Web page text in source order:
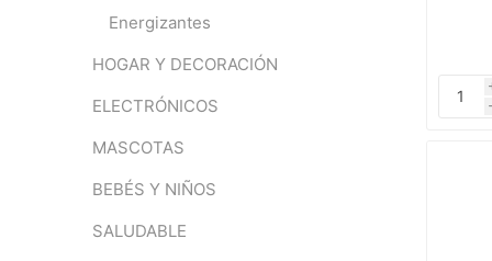
Energizantes
HOGAR Y DECORACIÓN
ELECTRÓNICOS
MASCOTAS
BEBÉS Y NIÑOS
SALUDABLE